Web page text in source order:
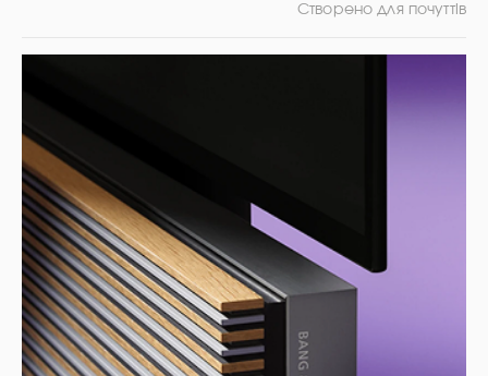
Створено для почуттів